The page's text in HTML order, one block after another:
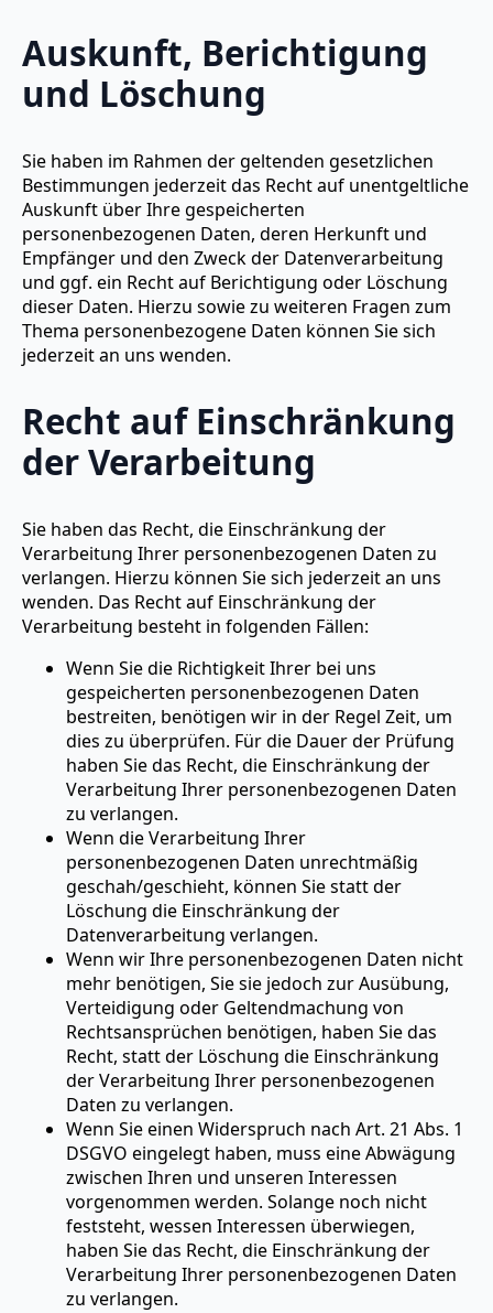
Auskunft, Berichtigung
und Löschung
Sie haben im Rahmen der geltenden gesetzlichen
Bestimmungen jederzeit das Recht auf unentgeltliche
Auskunft über Ihre gespeicherten
personenbezogenen Daten, deren Herkunft und
Empfänger und den Zweck der Datenverarbeitung
und ggf. ein Recht auf Berichtigung oder Löschung
dieser Daten. Hierzu sowie zu weiteren Fragen zum
Thema personenbezogene Daten können Sie sich
jederzeit an uns wenden.
Recht auf Einschränkung
der Verarbeitung
Sie haben das Recht, die Einschränkung der
Verarbeitung Ihrer personenbezogenen Daten zu
verlangen. Hierzu können Sie sich jederzeit an uns
wenden. Das Recht auf Einschränkung der
Verarbeitung besteht in folgenden Fällen:
Wenn Sie die Richtigkeit Ihrer bei uns
gespeicherten personenbezogenen Daten
bestreiten, benötigen wir in der Regel Zeit, um
dies zu überprüfen. Für die Dauer der Prüfung
haben Sie das Recht, die Einschränkung der
Verarbeitung Ihrer personenbezogenen Daten
zu verlangen.
Wenn die Verarbeitung Ihrer
personenbezogenen Daten unrechtmäßig
geschah/geschieht, können Sie statt der
Löschung die Einschränkung der
Datenverarbeitung verlangen.
Wenn wir Ihre personenbezogenen Daten nicht
mehr benötigen, Sie sie jedoch zur Ausübung,
Verteidigung oder Geltendmachung von
Rechtsansprüchen benötigen, haben Sie das
Recht, statt der Löschung die Einschränkung
der Verarbeitung Ihrer personenbezogenen
Daten zu verlangen.
Wenn Sie einen Widerspruch nach Art. 21 Abs. 1
DSGVO eingelegt haben, muss eine Abwägung
zwischen Ihren und unseren Interessen
vorgenommen werden. Solange noch nicht
feststeht, wessen Interessen überwiegen,
haben Sie das Recht, die Einschränkung der
Verarbeitung Ihrer personenbezogenen Daten
zu verlangen.